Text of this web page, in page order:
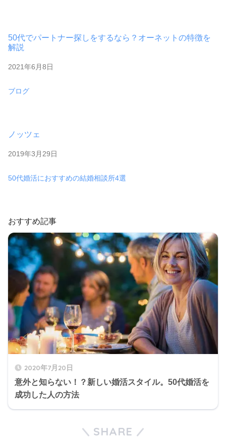
50代でパートナー探しをするなら？オーネットの特徴を
解説
日付
2021年6月8日
関連理由
ブログ
ノッツェ
日付
2019年3月29日
関連理由
50代婚活におすすめの結婚相談所4選
おすすめ記事
2020年7月20日
意外と知らない！？新しい婚活スタイル。50代婚活を
成功した人の方法
SHARE